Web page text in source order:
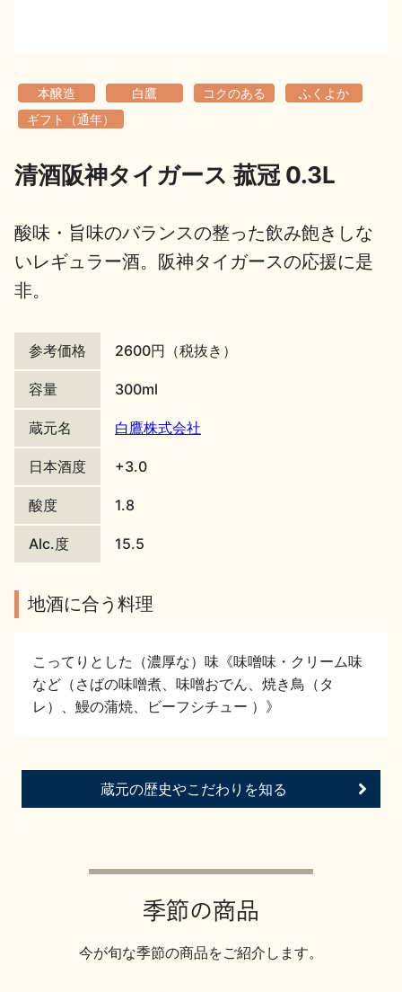
地酒川柳 地酒小説
イベント情報
本醸造 白鷹 コクのある
ふくよか
ギフト（通年）
清酒阪神タイガース 菰冠 0.3L
酸味・旨味のバランスの整った飲み飽きしな
いレギュラー酒。阪神タイガースの応援に是
非。
参考価格 2600円（税抜き）
容量 300ml
蔵元名 白鷹株式会社
日本酒度 +3.0
酸度 1.8
Alc.度 15.5
地酒に合う料理
こってりとした（濃厚な）味《味噌味・クリーム味
など（さばの味噌煮、味噌おでん、焼き鳥（タ
レ）、鰻の蒲焼、ビーフシチュー ）》
蔵元の歴史やこだわりを知る
季節の商品
今が旬な季節の商品をご紹介します。